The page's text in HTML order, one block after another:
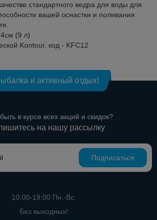
стандартного ведра для воды для
вашей оснастки и поливания
(9 л)
Kontour, код - KFC12
и активный отдых!
в курсе всех акций и скидок?
на нашу рассылку
Подписаться
10:00-19:00 Пн.-Вс.
Без выходных!